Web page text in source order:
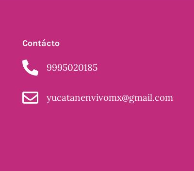
Contácto
9995020185
yucatanenvivomx@gmail.com